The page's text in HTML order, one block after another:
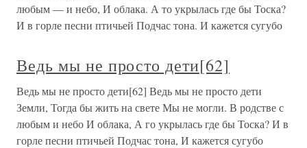
любым — и небо, И облака. А то укрылась где бы Тоска?
И в горле песни птичьей Подчас тона. И кажется сугубо
Ведь мы не просто дети[62]
Ведь мы не просто дети[62] Ведь мы не просто дети
Земли, Тогда бы жить на свете Мы не могли. В родстве с
любым и небо И облака, А го укрылась где бы Тоска? И в
горле песни птичьей Подчас тона, И кажется сугубо